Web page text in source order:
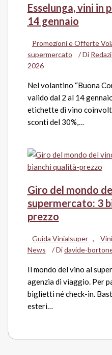
Esselunga, vini in
14 gennaio
Promozioni e Offerte
supermercato
/ Di
2026
Nel volantino “Buona
valido dal 2 al 14
etichette di vino
sconti del 30%,…
Giro del mondo
supermercato: 3
prezzo
Guida Vinialsuper ,
News
/ Didavide-
Il mondo del vino al
agenzia di viaggio. Per
biglietti né check-in.
esteri…